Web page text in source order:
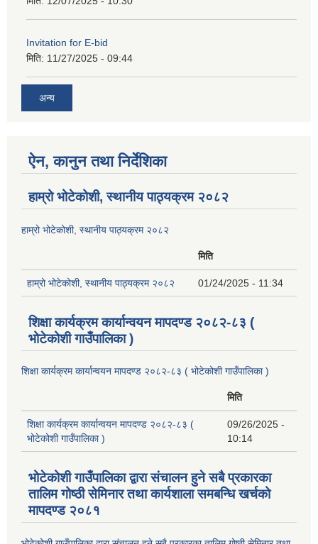
Invitation for E-bid
मिति: 11/27/2025 - 09:44
अन्य
ऐन, कानुन तथा निर्देशिका
हाम्रो भोटेकोशी, स्थानीय पाठ्यक्रम २०८२
हाम्रो भोटेकोशी, स्थानीय पाठ्यक्रम २०८२
मिति
हाम्रो भोटेकोशी, स्थानीय पाठ्यक्रम २०८२ 01/24/2025 - 11:34
शिक्षा कार्यक्रम कार्यान्वयन मापदण्ड २०८२-८३ (
भोटेकोशी गाउँपालिका )
शिक्षा कार्यक्रम कार्यान्वयन मापदण्ड २०८२-८३ ( भोटेकोशी गाउँपालिका )
मिति
शिक्षा कार्यक्रम कार्यान्वयन मापदण्ड २०८२-८३ (
भोटेकोशी गाउँपालिका )
09/26/2025 -
10:14
भोटेकोशी गाउँपालिका द्वारा संचालन हुने सबै प्रकारका
तालिम गोष्ठी सेमिनार तथा कार्यशाला समबन्धि खर्चको
मापदण्ड २०८१